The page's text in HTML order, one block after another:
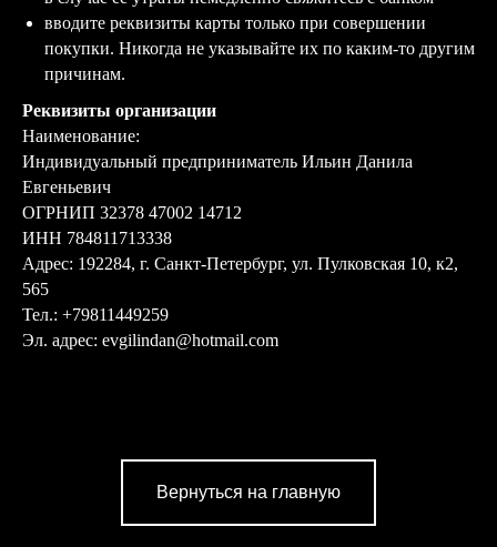
вводите реквизиты карты только при совершении
покупки. Никогда не указывайте их по каким-то другим
причинам.
Реквизиты организации
Наименование:
Индивидуальный предприниматель Ильин Данила
Евгеньевич
ОГРНИП 32378 47002 14712
ИНН 784811713338
Адрес: 192284, г. Санкт-Петербург, ул. Пулковская 10, к2,
565
Тел.: +79811449259
Эл. адрес: evgilindan@hotmail.com
Вернуться на главную